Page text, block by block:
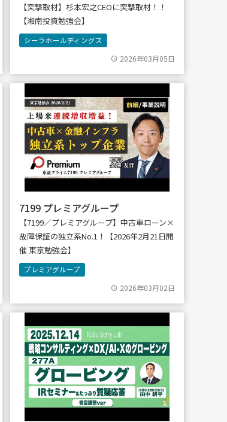
【突撃取材】杉本宏之CEOに突撃取材！！
【湘南投資勉強会】
シーラホールディングス
2026年03月05日
7199 プレミアグループ
【7199／プレミアグループ】中古車ローン×
故障保証の独立系No.1！【2026年2月21日開
催 東京勉強会】
プレミアグループ
2026年03月02日